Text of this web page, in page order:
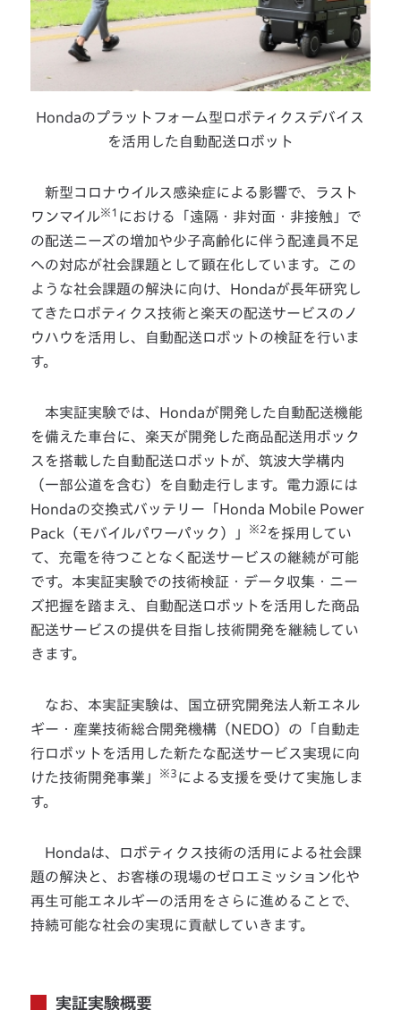
Hondaのプラットフォーム型ロボティクスデバイス
を活用した自動配送ロボット
新型コロナウイルス感染症による影響で、ラスト
ワンマイル※1 における「遠隔・非対面・非接触」で
の配送ニーズの増加や少子高齢化に伴う配達員不足
への対応が社会課題として顕在化しています。この
ような社会課題の解決に向け、Hondaが長年研究し
てきたロボティクス技術と楽天の配送サービスのノ
ウハウを活用し、自動配送ロボットの検証を行いま
す。
本実証実験では、Hondaが開発した自動配送機能
を備えた車台に、楽天が開発した商品配送用ボック
スを搭載した自動配送ロボットが、筑波大学構内
（一部公道を含む）を自動走行します。電力源には
Hondaの交換式バッテリー「Honda Mobile Power
Pack（モバイルパワーパック）」
※2 を採用してい
て、充電を待つことなく配送サービスの継続が可能
です。本実証実験での技術検証・データ収集・ニー
ズ把握を踏まえ、自動配送ロボットを活用した商品
配送サービスの提供を目指し技術開発を継続してい
きます。
なお、本実証実験は、国立研究開発法人新エネル
ギー・産業技術総合開発機構（NEDO）の「自動走
行ロボットを活用した新たな配送サービス実現に向
けた技術開発事業」
※3 による支援を受けて実施しま
す。
Hondaは、ロボティクス技術の活用による社会課
題の解決と、お客様の現場のゼロエミッション化や
再生可能エネルギーの活用をさらに進めることで、
持続可能な社会の実現に貢献していきます。
実証実験概要